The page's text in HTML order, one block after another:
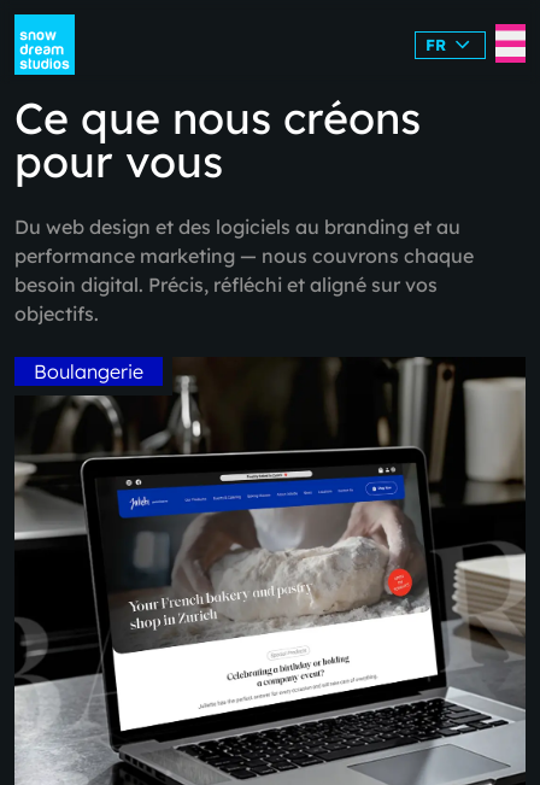
FR
Ce que nous créons
pour vous
Du web design et des logiciels au branding et au
performance marketing — nous couvrons chaque
besoin digital. Précis, réfléchi et aligné sur vos
objectifs.
Boulangerie